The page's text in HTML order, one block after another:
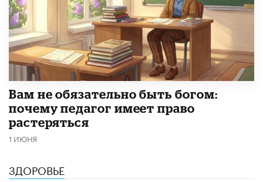
​Вам не обязательно быть богом:
почему педагог имеет право
растеряться
1 ИЮНЯ
ЗДОРОВЬЕ